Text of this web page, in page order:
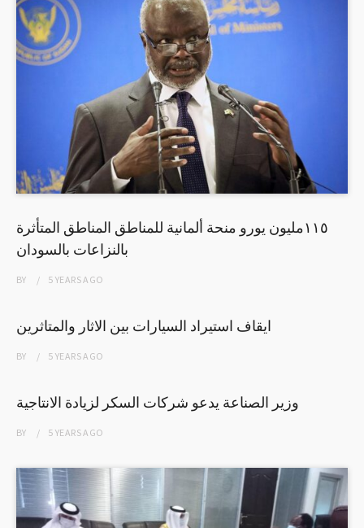
١١٥مليون يورو منحة ألمانية للمناطق المناطق المتأثرة
بالنزاعات بالسودان
BY 5 YEARSAGO
ايقاف استيراد السيارات بين الاثار والمتاثرين
BY 5 YEARSAGO
وزير الصناعة يدعو شركات السكر لزيادة الانتاجية
BY 5 YEARSAGO